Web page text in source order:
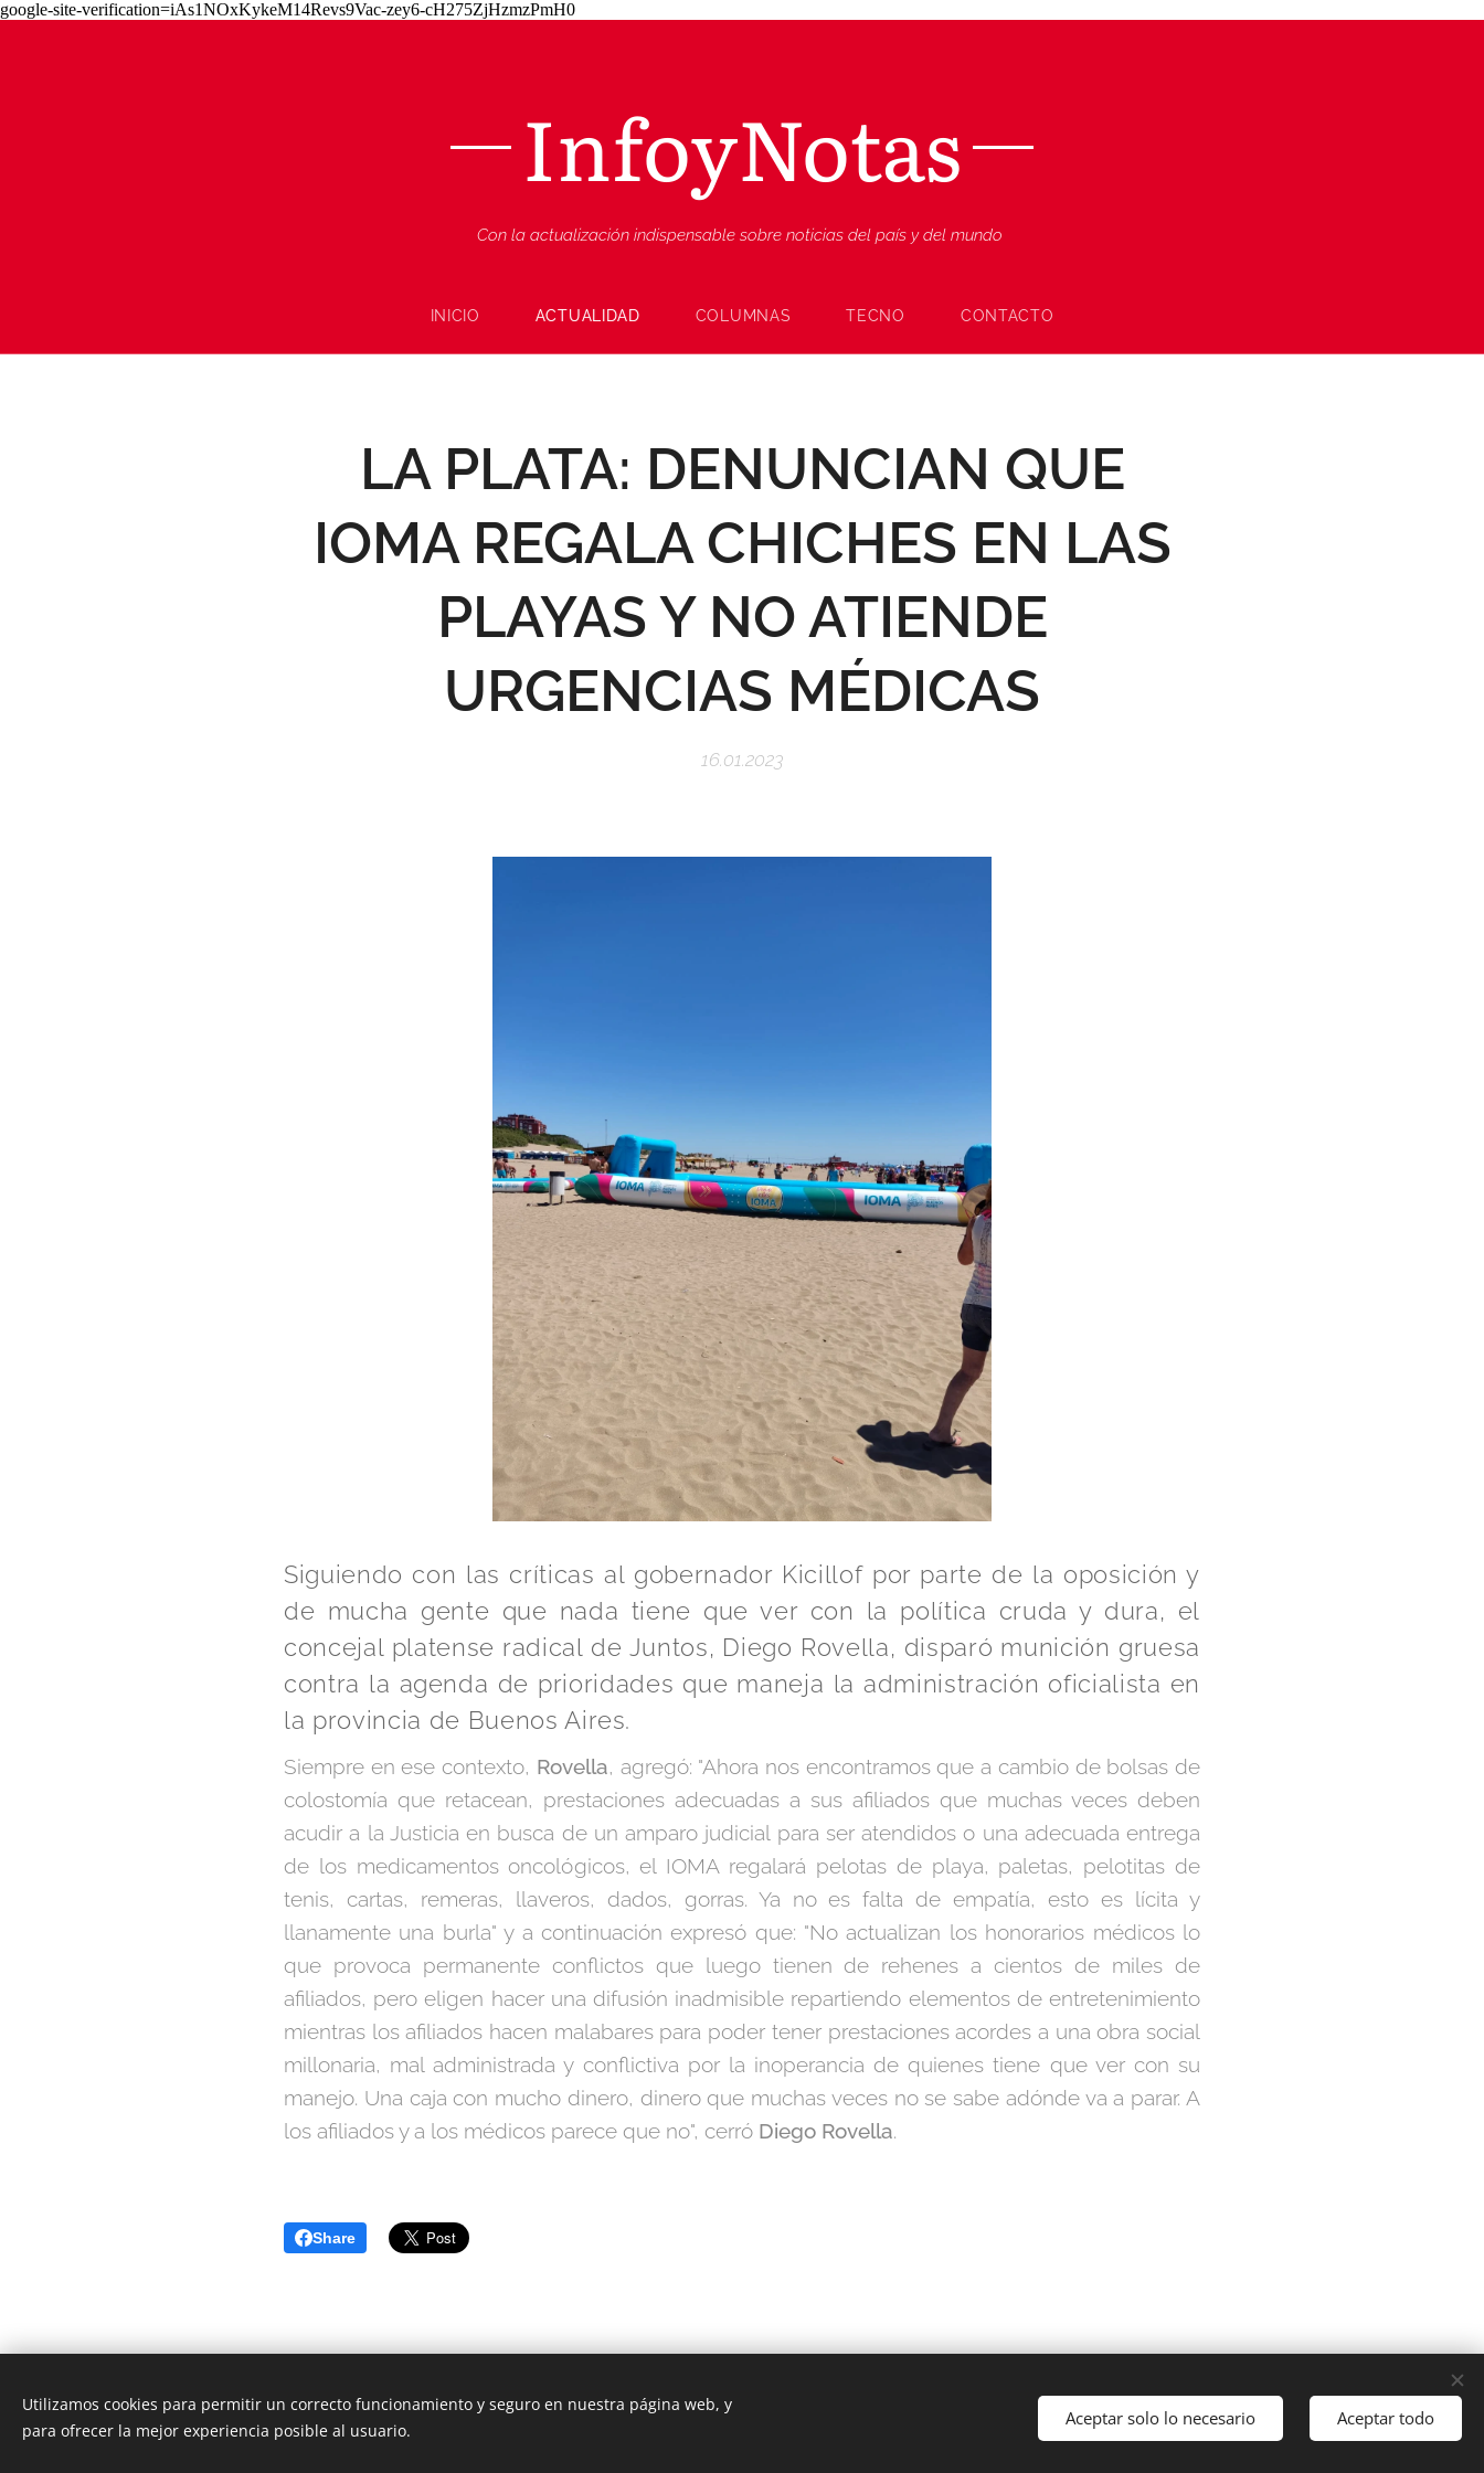
google-site-verification=iAs1NOxKykeM14Revs9Vac-zey6-cH275ZjHzmzPmH0
InfoyNotas
Con la actualización indispensable sobre noticias del país y del mundo
INICIO ACTUALIDAD COLUMNAS TECNO CONTACTO
LA PLATA: DENUNCIAN QUE
IOMA REGALA CHICHES EN LAS
PLAYAS Y NO ATIENDE
URGENCIAS MÉDICAS
16.01.2023
Siguiendo con las críticas al gobernador Kicillof por parte de la oposición y
de mucha gente que nada tiene que ver con la política cruda y dura, el
concejal platense radical de Juntos, Diego Rovella, disparó munición gruesa
contra la agenda de prioridades que maneja la administración oficialista en
la provincia de Buenos Aires.
Siempre en ese contexto, Rovella, agregó: "Ahora nos encontramos que a cambio de bolsas de
colostomía que retacean, prestaciones adecuadas a sus afiliados que muchas veces deben
acudir a la Justicia en busca de un amparo judicial para ser atendidos o una adecuada entrega
de los medicamentos oncológicos, el IOMA regalará pelotas de playa, paletas, pelotitas de
tenis, cartas, remeras, llaveros, dados, gorras. Ya no es falta de empatía, esto es lícita y
llanamente una burla" y a continuación expresó que: "No actualizan los honorarios médicos lo
que provoca permanente conflictos que luego tienen de rehenes a cientos de miles de
afiliados, pero eligen hacer una difusión inadmisible repartiendo elementos de entretenimiento
mientras los afiliados hacen malabares para poder tener prestaciones acordes a una obra social
millonaria, mal administrada y conflictiva por la inoperancia de quienes tiene que ver con su
manejo. Una caja con mucho dinero, dinero que muchas veces no se sabe adónde va a parar. A
los afiliados y a los médicos parece que no", cerró Diego Rovella.
Share
Utilizamos cookies para permitir un correcto funcionamiento y seguro en nuestra página web, y
para ofrecer la mejor experiencia posible al usuario.
Aceptar solo lo necesario Aceptar todo